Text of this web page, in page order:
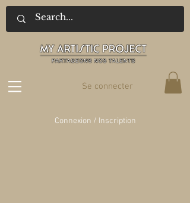
Se connecter
Connexion / Inscription